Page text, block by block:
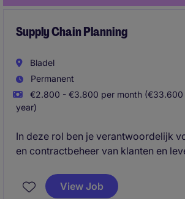
Supply Chain Planning
Bladel
Permanent
€2.800 - €3.800 per month
year)
In deze rol ben je verantwoordelijk
en contractbeheer van klanten en
optimaliseren van de Supply Chain-
Daarnaast onderhoud je dagelijks
View Job